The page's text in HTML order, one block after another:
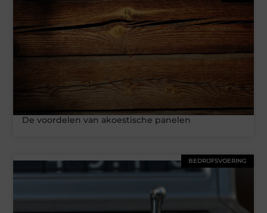
De voordelen van akoestische panelen
BEDRIJFSVOERING